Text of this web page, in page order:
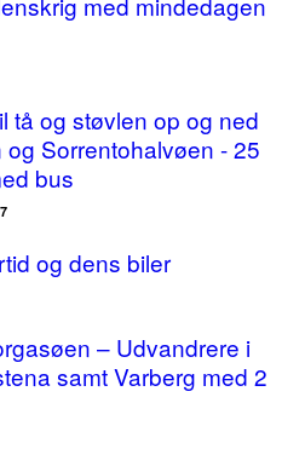
tå og støvlen op og ned
Sorrentohalvøen - 25
bus
og dens biler
– Udvandrere i
samt Varberg med 2